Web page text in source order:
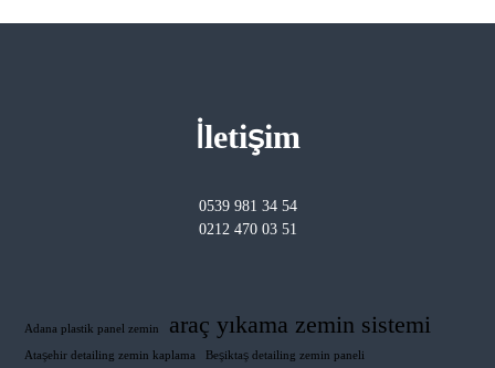
İletişim
0539 981 34 54
0212 470 03 51
Adana plastik panel zemin araç yıkama zemin sistemi
Ataşehir detailing zemin kaplama Beşiktaş detailing zemin paneli